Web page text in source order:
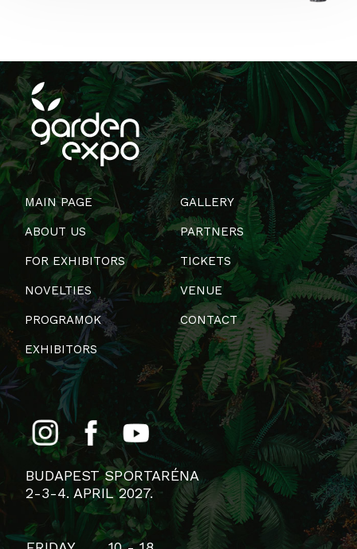
MAIN PAGE
ABOUT US
FOR EXHIBITORS
NOVELTIES
PROGRAMOK
EXHIBITORS
GALLERY
PARTNERS
TICKETS
VENUE
CONTACT
BUDAPEST SPORTARÉNA
2-3-4. APRIL 2027.